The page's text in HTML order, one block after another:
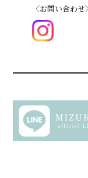
〈お問い合わ